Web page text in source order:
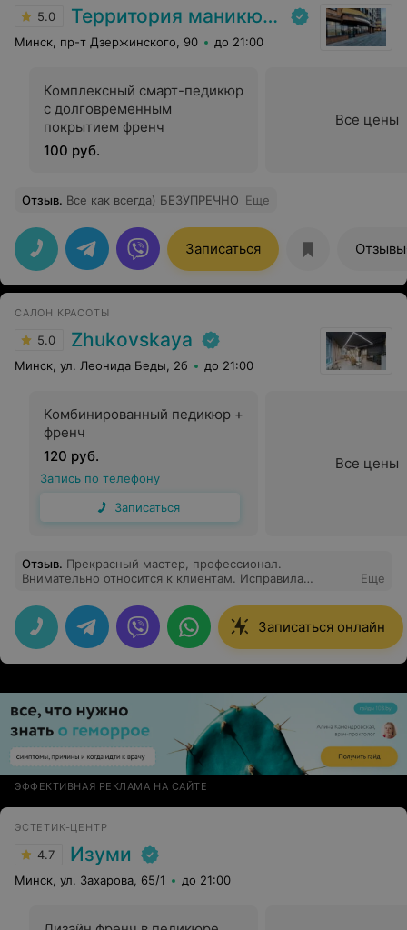
5.0 Территория маникюра
Минск, пр-т Дзержинского, 90 до 21:00
Комплексный смарт-педикюр
с долговременным
покрытием френч
100 руб.
Все цены
Отзыв. Все как всегда) БЕЗУПРЕЧНО Еще
Записаться Отзывы
САЛОН КРАСОТЫ
5.0 Zhukovskaya
Минск, ул. Леонида Беды, 2б до 21:00
Комбинированный педикюр +
френч
120 руб.
Запись по телефону
Записаться
Все цены
Отзыв. Прекрасный мастер, профессионал.
Внимательно относится к клиентам. Исправила
довольна!) Обязательно приду еще
Еще
Записаться онлайн
ЭФФЕКТИВНАЯ РЕКЛАМА НА САЙТЕ
ЭСТЕТИК-ЦЕНТР
4.7 Изуми
Минск, ул. Захарова, 65/1 до 21:00